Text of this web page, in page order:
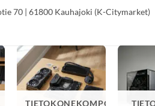
70 | 61800 Kauhajoki (K-Citymarket)
TIETOKONEKOMPONENTIT